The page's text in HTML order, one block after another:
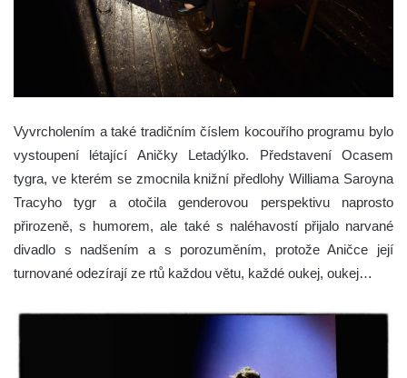
Vyvrcholením a také tradičním číslem kocouřího programu bylo
vystoupení létající Aničky Letadýlko. Představení Ocasem
tygra, ve kterém se zmocnila knižní předlohy Williama Saroyna
Tracyho tygr a otočila genderovou perspektivu naprosto
přirozeně, s humorem, ale také s naléhavostí přijalo narvané
divadlo s nadšením a s porozuměním, protože Aničce její
turnované odezírají ze rtů každou větu, každé oukej, oukej…